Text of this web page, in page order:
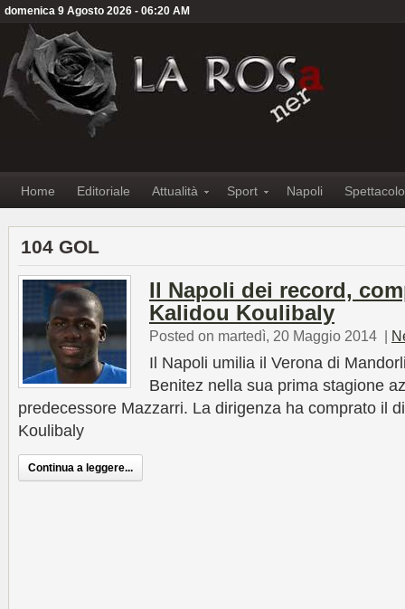
domenica 9 Agosto 2026 - 06:20 AM
Home Editoriale Attualità Sport Napoli Spettacolo
104 GOL
Il Napoli dei record,
Kalidou Koulibaly
Posted on martedì, 20 Maggio 2014 |
Il Napoli umilia il Verona di
Benitez nella sua prima stagione
predecessore Mazzarri. La dirigenza ha comprato il
Koulibaly
Continua a leggere...